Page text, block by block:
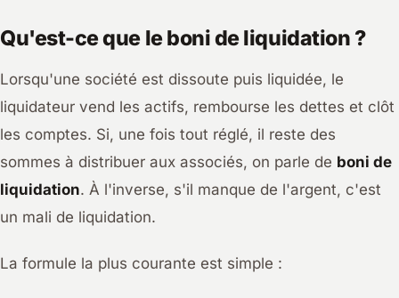
Qu'est-ce que le boni de liquidation ?
Lorsqu'une société est dissoute puis liquidée, le
liquidateur vend les actifs, rembourse les dettes et clôt
les comptes. Si, une fois tout réglé, il reste des
sommes à distribuer aux associés, on parle de boni de
liquidation. À l'inverse, s'il manque de l'argent, c'est
un mali de liquidation.
La formule la plus courante est simple :